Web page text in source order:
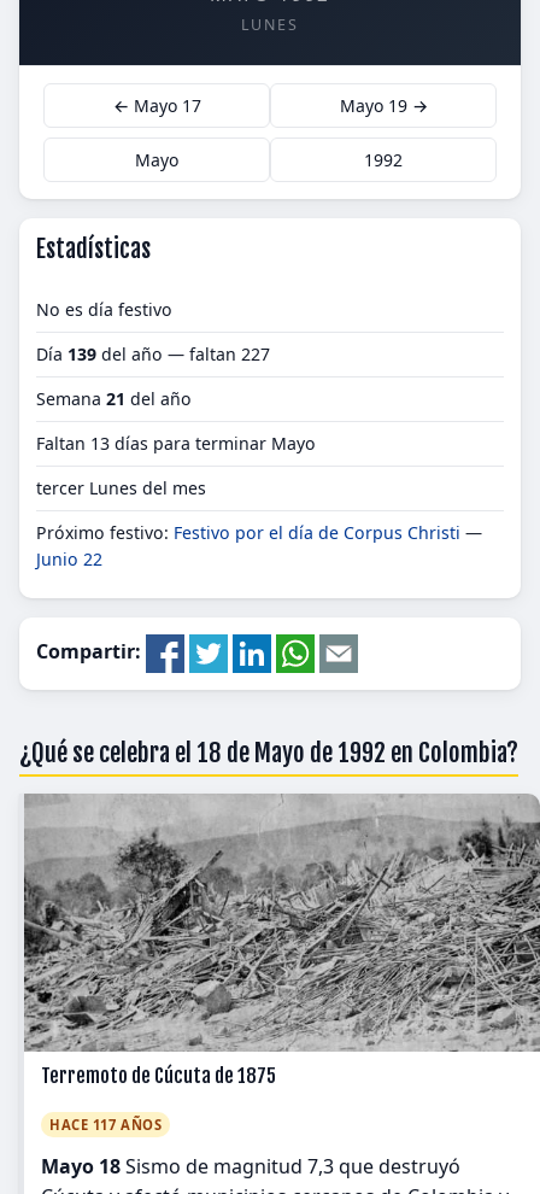
LUNES
← Mayo 17 Mayo 19 →
Mayo 1992
Estadísticas
No es día festivo
Día 139 del año — faltan 227
Semana 21 del año
Faltan 13 días para terminar Mayo
tercer Lunes del mes
Próximo festivo: Festivo por el día de Corpus Christi —
Junio 22
Compartir:
¿Qué se celebra el 18 de Mayo de 1992 en Colombia?
Terremoto de Cúcuta de 1875
HACE 117 AÑOS
Mayo 18Sismo de magnitud 7,3 que destruyó